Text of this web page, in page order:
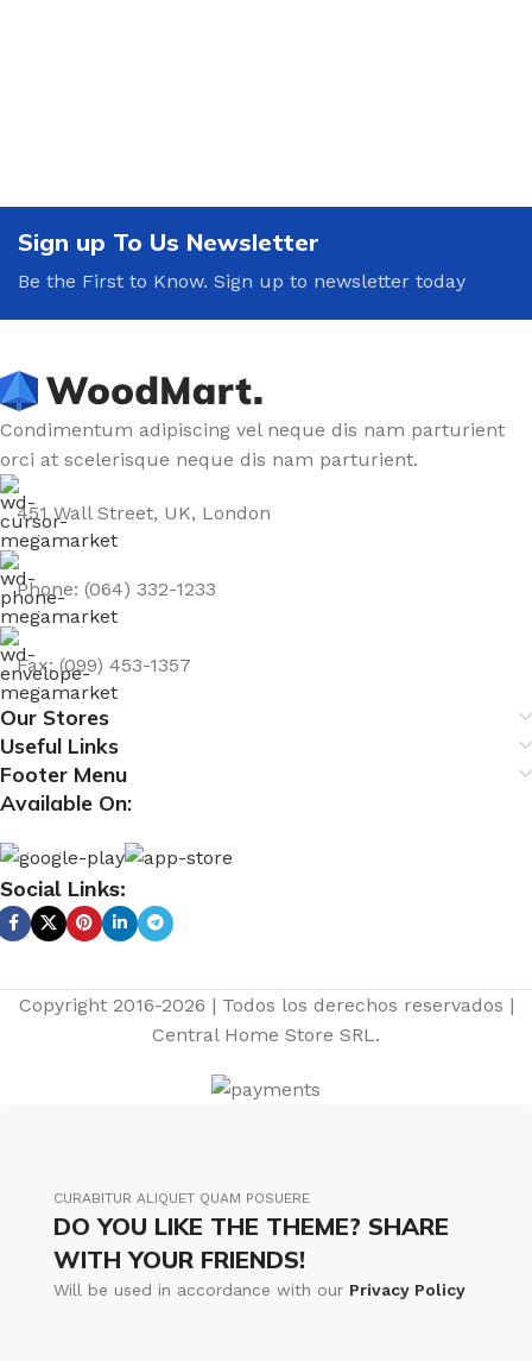
Sign up To Us Newsletter
Be the First to Know. Sign up to newsletter today
Condimentum adipiscing vel neque dis nam parturient
orci at scelerisque neque dis nam parturient.
451 Wall Street, UK, London
Phone: (064) 332-1233
Fax: (099) 453-1357
Our Stores
Useful Links
Footer Menu
Available On:
Social Links:
Copyright 2016-2026 | Todos los derechos reservados |
Central Home Store SRL.
CURABITUR ALIQUET QUAM POSUERE
DO YOU LIKE THE THEME? SHARE
WITH YOUR FRIENDS!
Will be used in accordance with our Privacy Policy